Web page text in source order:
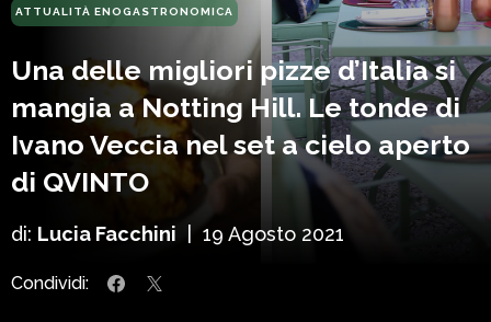
ATTUALITÀ ENOGASTRONOMICA
Una delle migliori pizze d’Italia si
mangia a Notting Hill. Le tonde di
Ivano Veccia nel set a cielo aperto
di QVINTO
di: Lucia Facchini 19 Agosto 2021
Condividi: